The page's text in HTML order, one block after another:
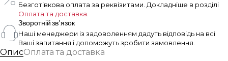
Безготівкова оплата за реквізитами. Докладніше в розділі
Оплата та доставка.
Зворотній зв'язок
Наші менеджери із задоволенням дадуть відповідь на всі
Ваші запитання і допоможуть зробити замовлення.
ОписОплата та доставка